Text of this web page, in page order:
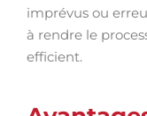
imprévus ou
à rendre le
efficient.